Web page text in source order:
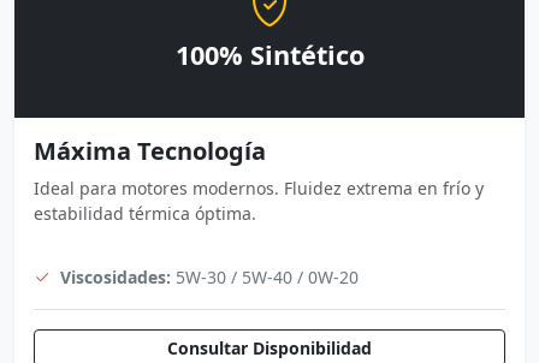
100% Sintético
Máxima Tecnología
Ideal para motores modernos. Fluidez extrema en frío y
estabilidad térmica óptima.
Viscosidades: 5W-30 / 5W-40 / 0W-20
Consultar Disponibilidad